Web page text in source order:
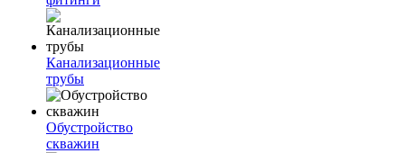
Канализационные
трубы
Обустройство
скважин